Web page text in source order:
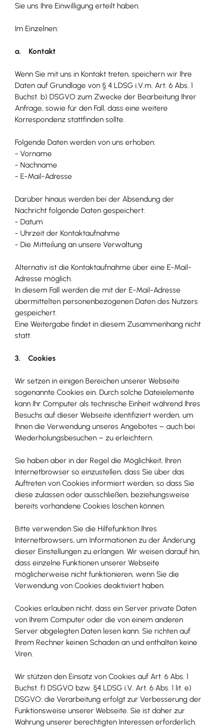
Sie uns Ihre Einwilligung erteilt haben.
Im Einzelnen:
a. Kontakt
Wenn Sie mit uns in Kontakt treten, speichern wir Ihre
Daten auf Grundlage von § 4 LDSG i.V.m. Art. 6 Abs. 1
Buchst. b) DSGVO zum Zwecke der Bearbeitung Ihrer
Anfrage, sowie für den Fall, dass eine weitere
Korrespondenz stattfinden sollte.
Folgende Daten werden von uns erhoben:
- Vorname
- Nachname
- E-Mail-Adresse
Darüber hinaus werden bei der Absendung der
Nachricht folgende Daten gespeichert:
- Datum
- Uhrzeit der Kontaktaufnahme
- Die Mitteilung an unsere Verwaltung
Alternativ ist die Kontaktaufnahme über eine E-Mail-
Adresse möglich.
In diesem Fall werden die mit der E-Mail-Adresse
übermittelten personenbezogenen Daten des Nutzers
gespeichert.
Eine Weitergabe findet in diesem Zusammenhang nicht
statt.
3. Cookies
Wir setzen in einigen Bereichen unserer Webseite
sogenannte Cookies ein. Durch solche Dateielemente
kann Ihr Computer als technische Einheit während Ihres
Besuchs auf dieser Webseite identifiziert werden, um
Ihnen die Verwendung unseres Angebotes – auch bei
Wiederholungsbesuchen – zu erleichtern.
Sie haben aber in der Regel die Möglichkeit, Ihren
Internetbrowser so einzustellen, dass Sie über das
Auftreten von Cookies informiert werden, so dass Sie
diese zulassen oder ausschließen, beziehungsweise
bereits vorhandene Cookies löschen können.
Bitte verwenden Sie die Hilfefunktion Ihres
Internetbrowsers, um Informationen zu der Änderung
dieser Einstellungen zu erlangen. Wir weisen darauf hin,
dass einzelne Funktionen unserer Webseite
möglicherweise nicht funktionieren, wenn Sie die
Verwendung von Cookies deaktiviert haben.
Cookies erlauben nicht, dass ein Server private Daten
von Ihrem Computer oder die von einem anderen
Server abgelegten Daten lesen kann. Sie richten auf
Ihrem Rechner keinen Schaden an und enthalten keine
Viren.
Wir stützen den Einsatz von Cookies auf Art. 6 Abs. 1
Buchst. f) DSGVO bzw. §4 LDSG i.V. Art. 6 Abs. 1 lit. e)
DSGVO: die Verarbeitung erfolgt zur Verbesserung der
Funktionsweise unserer Webseite. Sie ist daher zur
Wahrung unserer berechtigten Interessen erforderlich.